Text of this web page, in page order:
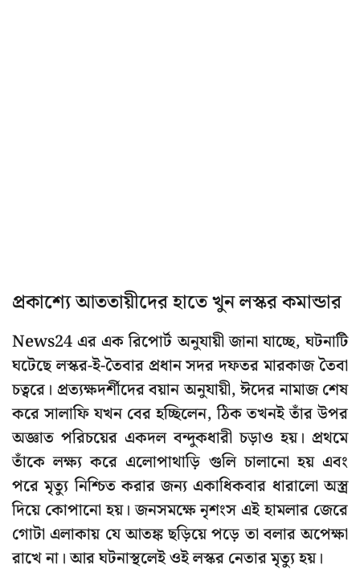
প্রকাশ্যে আততায়ীদের হাতে খুন লস্কর কমান্ডার
News24 এর এক রিপোর্ট অনুযায়ী জানা যাচ্ছে, ঘটনাটি
ঘটেছে লস্কর-ই-তৈবার প্রধান সদর দফতর মারকাজ তৈবা
চত্বরে। প্রত্যক্ষদর্শীদের বয়ান অনুযায়ী, ঈদের নামাজ শেষ
করে সালাফি যখন বের হচ্ছিলেন, ঠিক তখনই তাঁর উপর
অজ্ঞাত পরিচয়ের একদল বন্দুকধারী চড়াও হয়। প্রথমে
তাঁকে লক্ষ্য করে এলোপাথাড়ি গুলি চালানো হয় এবং
পরে মৃত্যু নিশ্চিত করার জন্য একাধিকবার ধারালো অস্ত্র
দিয়ে কোপানো হয়। জনসমক্ষে নৃশংস এই হামলার জেরে
গোটা এলাকায় যে আতঙ্ক ছড়িয়ে পড়ে তা বলার অপেক্ষা
রাখে না। আর ঘটনাস্থলেই ওই লস্কর নেতার মৃত্যু হয়।